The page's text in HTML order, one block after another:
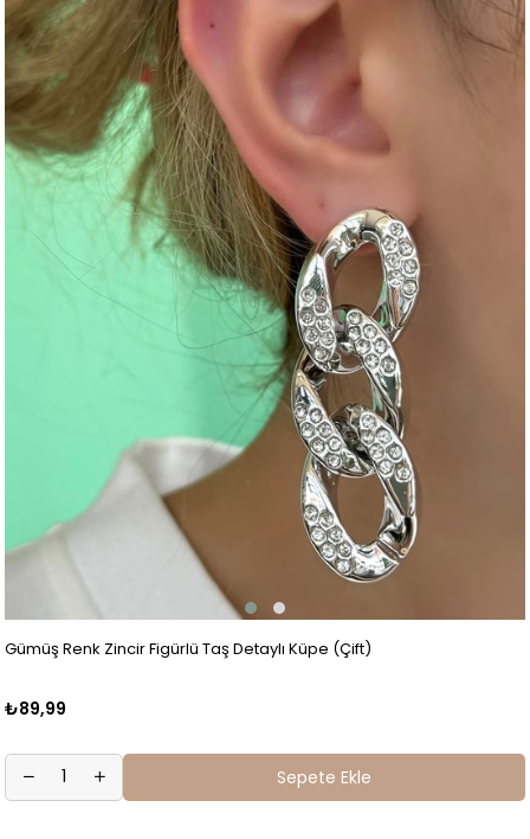
Gümüş Renk Zincir Figürlü Taş Detaylı Küpe (Çift)
₺89,99
Sepete Ekle